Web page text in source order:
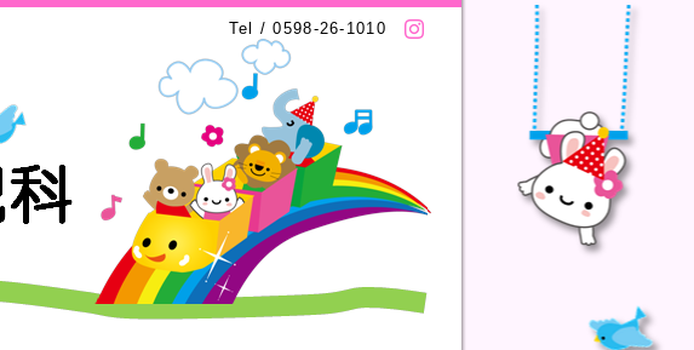
Tel / 0598-26-1010